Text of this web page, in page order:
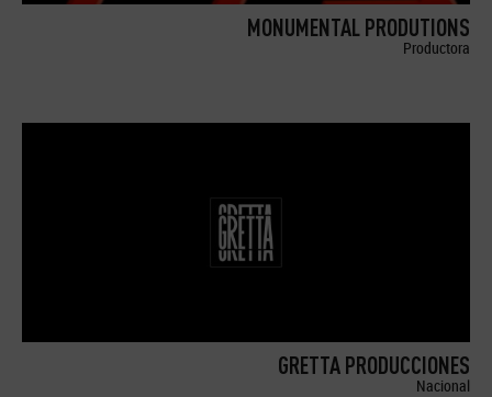
MONUMENTAL PRODUTIONS
Productora
GRETTA PRODUCCIONES
Nacional